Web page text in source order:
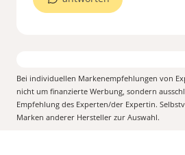
Bei individuellen Markenempfehlungen von
nicht um finanzierte Werbung, sondern
Empfehlung des Experten/der Expertin.
Marken anderer Hersteller zur Auswahl.